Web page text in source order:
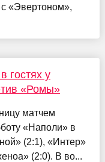
с «Эвертоном»,
гостях у
«Ромы»
матчем
«Наполи» в
(2:1), «Интер»
(2:0). В во...